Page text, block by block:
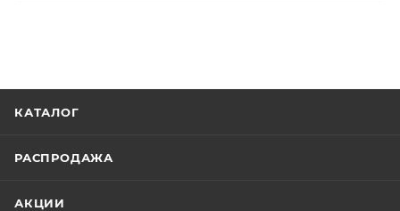
КАТАЛОГ
РАСПРОДАЖА
АКЦИИ